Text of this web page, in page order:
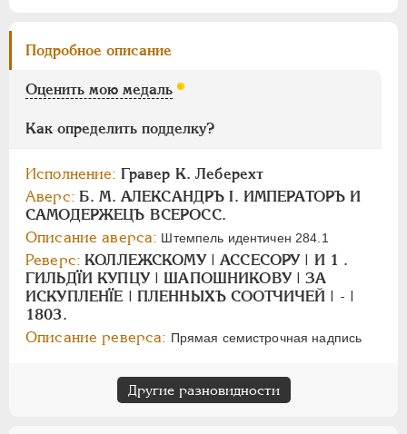
Подробное описание
Оценить мою медаль
Как определить подделку?
Исполнение: Гравер К. Леберехт
Аверс: Б. М. АЛЕКСАНДРЪ I. ИМПЕРАТОРЪ И
САМОДЕРЖЕЦЪ ВСЕРОСС.
Описание аверса: Штемпель идентичен 284.1
Реверс: КОЛЛЕЖСКОМУ | АССЕСОРУ | И 1 .
ГИЛЬДÏИ КУПЦУ | ШАПОШНИКОВУ | ЗА
ИСКУПЛЕНÏЕ | ПЛЕННЫХЪ СООТЧИЧЕЙ | - |
1803.
Описание реверса: Прямая семистрочная надпись
Другие разновидности
1 2
НИКОЛАЙ I 1826-1855
АЛЕКСАНДР II
НИКОЛАЙ II 1894-1917
СЕРИИ МЕДАЛЕЙ 1600-1881